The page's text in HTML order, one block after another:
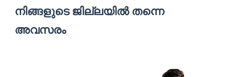
നിങ്ങളുടെ ജില്ലയിൽ തന്നെ
അവസരം